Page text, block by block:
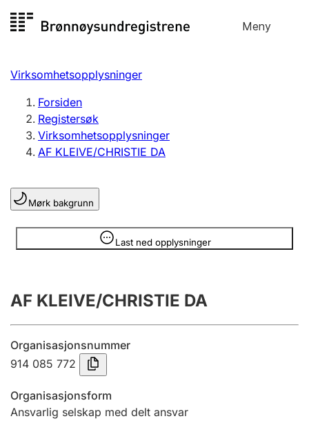
til
Meny
Registersøk
Aksjeselskap
Enkeltpersonforetak
Registrere, endre, slette
Lag og forening
Registrere, endre, slette
Innsending og forsinkelsesgebyr
Tinglysing
Virksomhetsopplysninger
Forsiden
Registersøk
Virksomhetsopplysninger
AF KLEIVE/CHRISTIE DA
Mørk bakgrunn
Last ned opplysninger
Opplysninger er skjult
AF KLEIVE/CHRISTIE DA
Organisasjonsnummer
914 085 772
Organisasjonsform
Ansvarlig selskap med delt ansvar